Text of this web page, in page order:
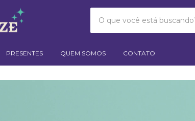
PRESENTES QUEM SOMOS CONTATO